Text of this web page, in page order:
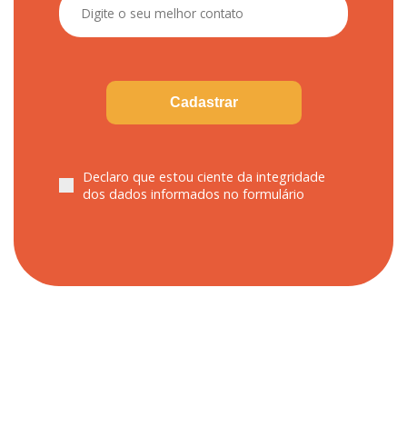
Cadastrar
Declaro que estou ciente da integridade
dos dados informados no formulário